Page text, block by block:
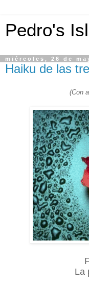
Pedro's
miércoles, 26 de
Haiku de las
(Con
La